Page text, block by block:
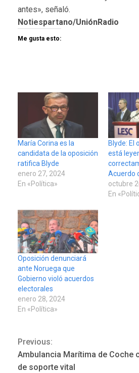
antes», señaló.
Notiespartano/UniónRadio
Me gusta esto:
María Corina es la
candidata de la oposición
ratifica Blyde
enero 27, 2024
En «Política»
Blyde: El
está
Acuerdo
octubre
En
Oposición denunciará
ante Noruega que
Gobierno violó acuerdos
electorales
enero 28, 2024
En «Política»
Continue
Reading
Previous:
Ambulancia Marítima de Coche
de soporte vital